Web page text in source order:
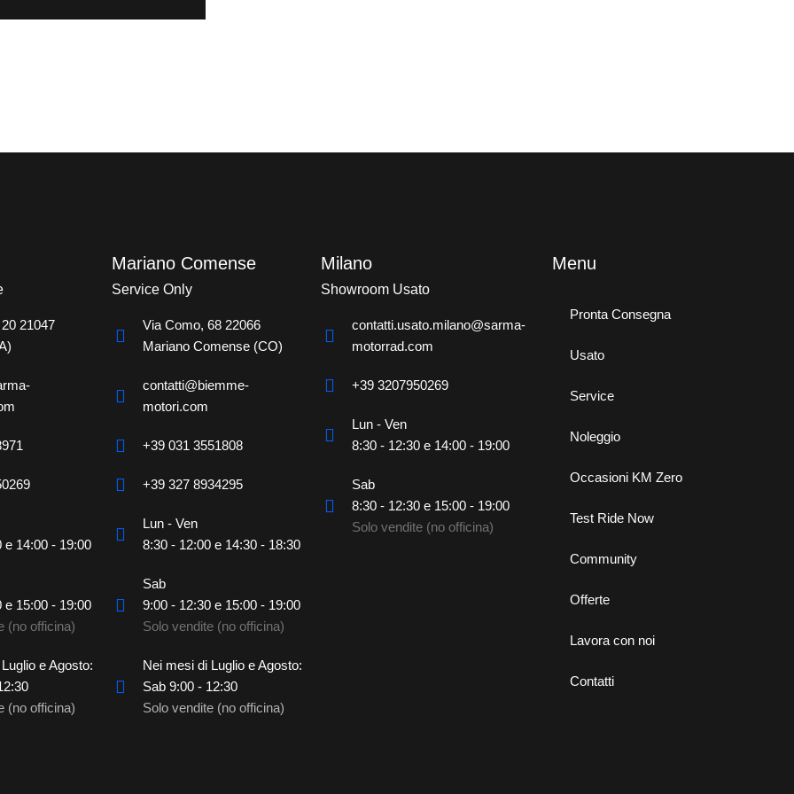
21047
e 14:00 - 19:00
e 15:00 - 19:00
(no officina)
e Agosto:
(no officina)
Mariano Comense
Service Only
Via Como, 68 22066
Mariano Comense (CO)
contatti@biemme-
motori.com
+39 031 3551808
+39 327 8934295
Lun - Ven
8:30 - 12:00 e 14:30 - 18:30
Sab
9:00 - 12:30 e 15:00 - 19:00
Solo vendite (no officina)
Nei mesi di Luglio e Agosto:
Sab 9:00 - 12:30
Solo vendite (no officina)
Milano
Showroom Usato
contatti.usato.milano@sarma-
motorrad.com
+39 3207950269
Lun - Ven
8:30 - 12:30 e 14:00 - 19:00
Sab
8:30 - 12:30 e 15:00 - 19:00
Solo vendite (no officina)
Menu
Pronta Consegna
Usato
Service
Noleggio
Occasioni KM Zero
Test Ride Now
Community
Offerte
Lavora con noi
Contatti